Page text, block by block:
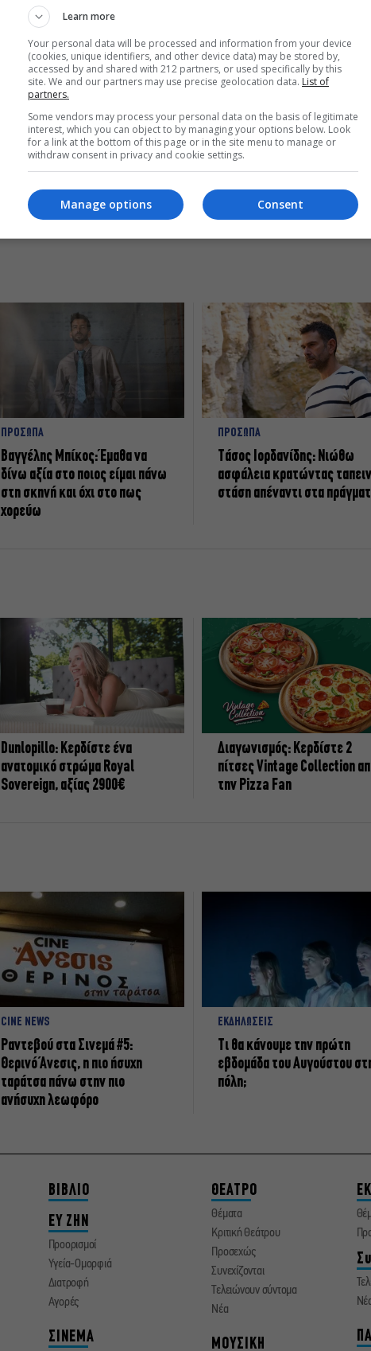
ΠΡΟΣΩΠΑ
Βαγγέλης Μπίκος: Έμαθα να
δίνω αξία στο ποιος είμαι πάνω
στη σκηνή και όχι στο πως
χορεύω
ΠΡΟΣΩΠΑ
Tάσος Ιορδανίδης: Νιώθω
ασφάλεια κρατώντας
στάση απέναντι στα
Dunlopillo: Κερδίστε ένα
ανατομικό στρώμα Royal
Sovereign, αξίας 2900€
Διαγωνισμός: Κερδίστε 2
πίτσες Vintage Collection
την Pizza Fan
CINE NEWS
Ραντεβού στα Σινεμά #5:
Θερινό Άνεσις, η πιο ήσυχη
ταράτσα πάνω στην πιο
ανήσυχη λεωφόρο
ΕΚΔΗΛΩΣΕΙΣ
Τι θα κάνουμε την πρώτη
εβδομάδα του Αυγούστου
πόλη;
ΒΙΒΛΙΟ
ΕΥ ΖΗΝ
Προορισμοί
Υγεία-Ομορφιά
Διατροφή
Αγορές
ΣΙΝΕΜΑ
ΘΕΑΤΡΟ
Θέματα
Κριτική Θεάτρου
Προσεχώς
Συνεχίζονται
Τελειώνουν σύντομα
Νέα
ΜΟΥΣΙΚΗ
Learn more
Your personal data will be processed and information from your device
(cookies, unique identifiers, and other device data) may be stored by,
accessed by and shared with 212 partners, or used specifically by this
site. We and our partners may use precise geolocation data. List of
partners.
Some vendors may process your personal data on the basis of legitimate
interest, which you can object to by managing your options below. Look
for a link at the bottom of this page or in the site menu to manage or
withdraw consent in privacy and cookie settings.
Consent
Manage options